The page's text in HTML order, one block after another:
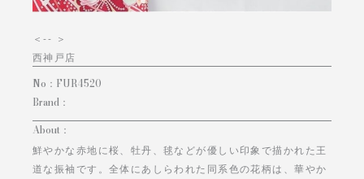
＜-- ＞
西神戸店
No： FUR4520
Brand：
About：
鮮やかな赤地に桜、牡丹、毬などが優しい印象で描かれた王
道な振袖です。全体にあしらわれた同系色の花柄は、華やか